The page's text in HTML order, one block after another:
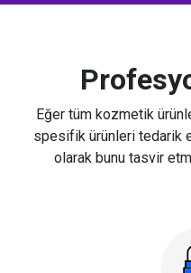
Eğer tüm kozmetik
spesifik ürünleri tedarik
olarak bunu tasvir